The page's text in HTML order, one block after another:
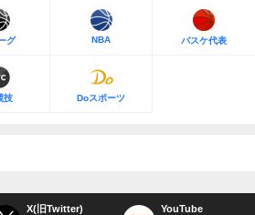
グ NBA バスケ代表
技 Doスポーツ
X(旧Twitter) YouTube